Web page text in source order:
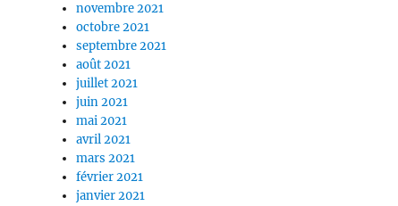
novembre 2021
octobre 2021
septembre 2021
août 2021
juillet 2021
juin 2021
mai 2021
avril 2021
mars 2021
février 2021
janvier 2021